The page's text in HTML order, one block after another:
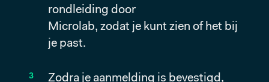
rondleiding door
Microlab, zodat je kunt zien of het bij
je past.
Zodra je aanmelding is bevestigd,